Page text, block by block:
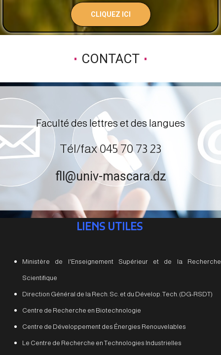
CLIQUEZ ICI
CONTACT
Faculté des lettres et des langues
Tél/fax 045 70 73 23
fll@univ-mascara.dz
LIENS UTILES
Ministère de l'Enseignement Supérieur et de la Recherche
Scientifique
Direction Général de la Rech. Sc. et du Dévelop. Tech. (DG-RSDT)
Centre de Recherche en Biotechnologie
Centre de Développement des Énergies Renouvelables
Le Centre de Recherche en Technologies Industrielles